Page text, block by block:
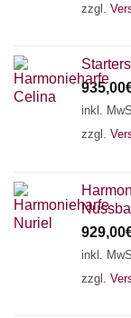
zzgl.
935,00
inkl.
zzgl.
929,00
inkl.
zzgl.